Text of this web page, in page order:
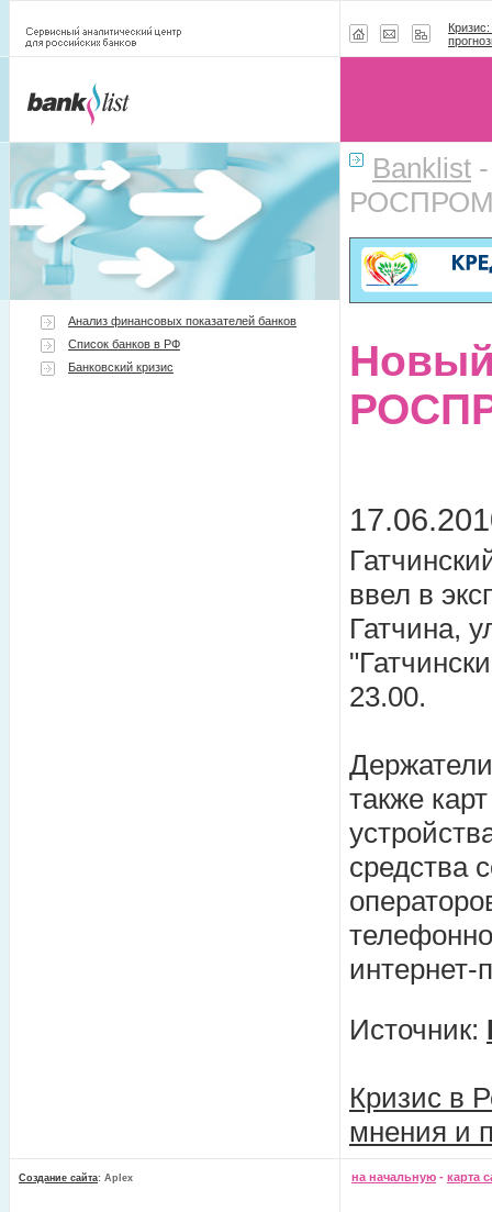
Анализ финансовых показателей банков
Список банков в РФ
Банковский кризис
Banklist
ввел в
Гатчина,
23.00.
также
средства
интернет-
Источник:
Кризис в
мнения и
Создание сайта: Aplex на начальную - карта